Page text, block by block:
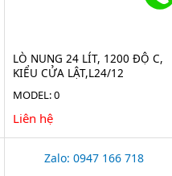
LÒ NUNG 24 LÍT, 1200 ĐỘ C,
KIỂU CỬA LẬT,L24/12
MODEL: 0
Liên hệ
Zalo: 0947 166 718